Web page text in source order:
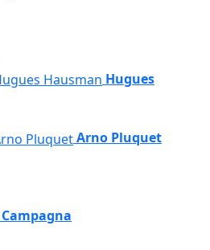
Hugues
Arno Pluquet